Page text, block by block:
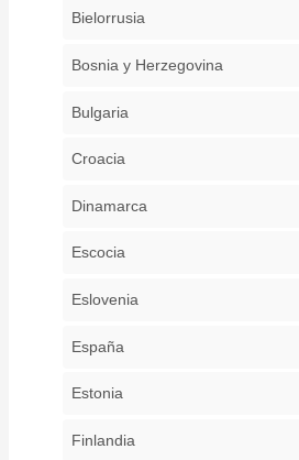
Bielorrusia
Bosnia y Herzegovina
Bulgaria
Croacia
Dinamarca
Escocia
Eslovenia
España
Estonia
Finlandia